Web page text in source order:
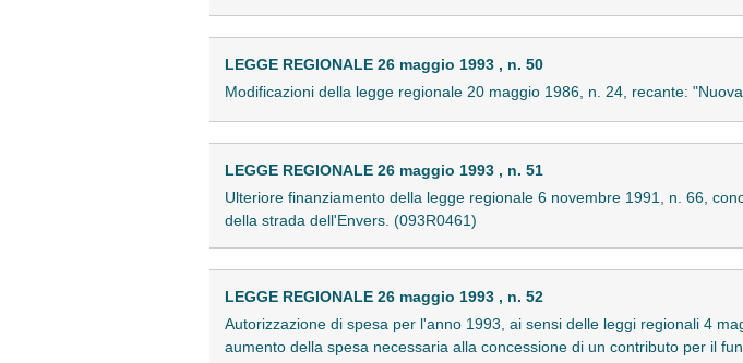
LEGGE REGIONALE 26 maggio 1993 , n. 50
Modificazioni della legge regionale 20 maggio 1986, n. 24, recante:
LEGGE REGIONALE 26 maggio 1993 , n. 51
Ulteriore finanziamento della legge regionale 6 novembre 1991, n. 66,
della strada dell'Envers. (093R0461)
LEGGE REGIONALE 26 maggio 1993 , n. 52
Autorizzazione di spesa per l'anno 1993, ai sensi delle leggi regionali 4
aumento della spesa necessaria alla concessione di un contributo per il